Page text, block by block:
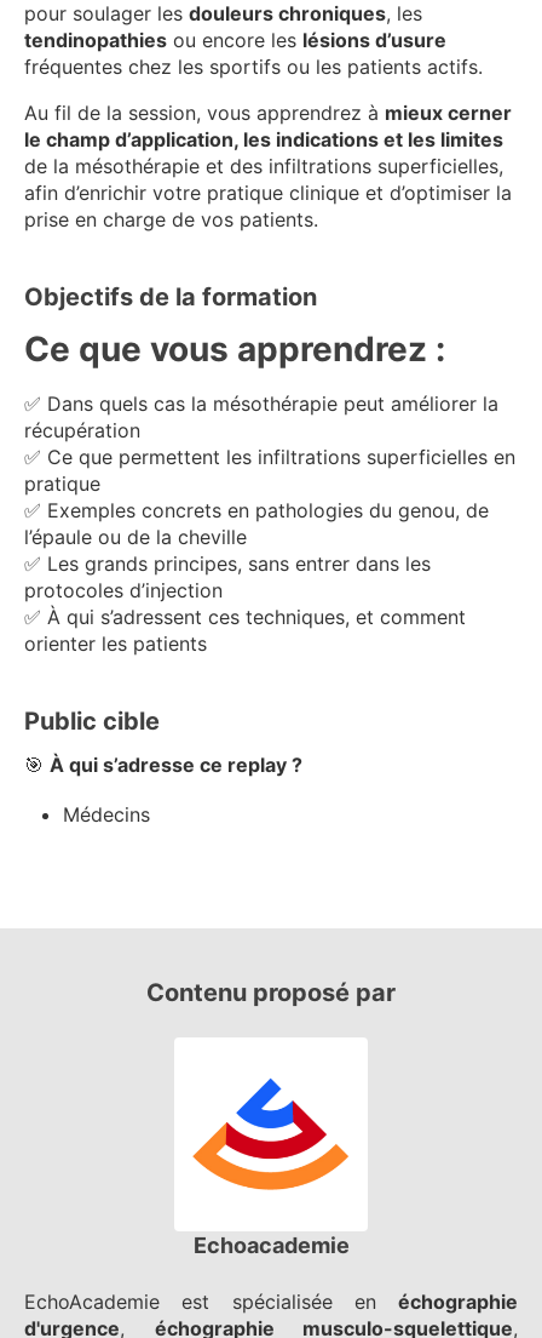
pour soulager les douleurs chroniques, les
tendinopathies ou encore les lésions d’usure
fréquentes chez les sportifs ou les patients actifs.
Au fil de la session, vous apprendrez à mieux cerner
le champ d’application, les indications et les limites
de la mésothérapie et des infiltrations superficielles,
afin d’enrichir votre pratique clinique et d’optimiser la
prise en charge de vos patients.
Objectifs de la formation
Ce que vous apprendrez :
✅ Dans quels cas la mésothérapie peut améliorer la
récupération
✅ Ce que permettent les infiltrations superficielles en
pratique
✅ Exemples concrets en pathologies du genou, de
l’épaule ou de la cheville
✅ Les grands principes, sans entrer dans les
protocoles d’injection
✅ À qui s’adressent ces techniques, et comment
orienter les patients
Public cible
🎯 À qui s’adresse ce replay ?
Médecins
Contenu proposé par
Echoacademie
EchoAcademie est spécialisée en échographie
d'urgence, échographie musculo-squelettique,